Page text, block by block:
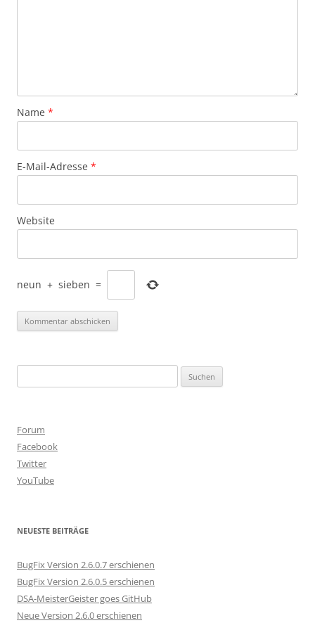
Name *
E-Mail-Adresse *
Website
neun + sieben =
nach:
Forum
Facebook
Twitter
YouTube
NEUESTE BEITRÄGE
BugFix Version 2.6.0.7 erschienen
BugFix Version 2.6.0.5 erschienen
DSA-MeisterGeister goes GitHub
Neue Version 2.6.0 erschienen